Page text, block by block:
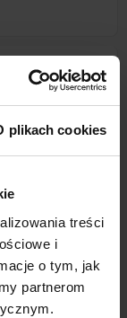
plikach cookies
treści
i
o tym, jak
partnerom
na